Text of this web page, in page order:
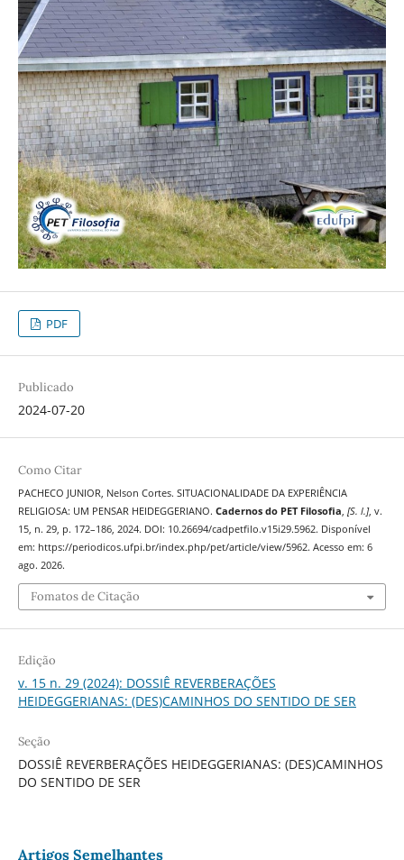
PDF
Publicado
2024-07-20
Como Citar
PACHECO JUNIOR, Nelson Cortes. SITUACIONALIDADE DA EXPERIÊNCIA
RELIGIOSA: UM PENSAR HEIDEGGERIANO. Cadernos do PET Filosofia [S. l.], v.
15, n. 29, p. 172–186, 2024. DOI: 10.26694/cadpetfilo.v15i29.5962. Disponível
em: https://periodicos.ufpi.br/index.php/pet/article/view/5962. Acesso em: 6
ago. 2026.
Fomatos de Citação
Edição
v. 15 n. 29 (2024): DOSSIÊ REVERBERAÇÕES
HEIDEGGERIANAS: (DES)CAMINHOS DO SENTIDO DE SER
Seção
DOSSIÊ REVERBERAÇÕES HEIDEGGERIANAS: (DES)CAMINHOS
DO SENTIDO DE SER
Artigos Semelhantes